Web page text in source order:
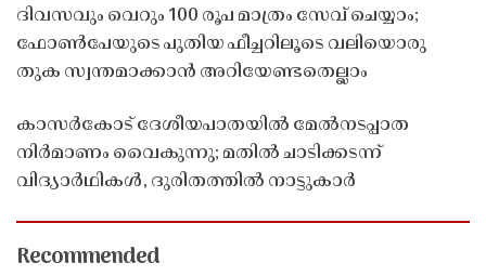
ദിവസവും വെറും 100 രൂപ മാത്രം സേവ് ചെയ്യാം;
ഫോൺപേയുടെ പുതിയ ഫീച്ചറിലൂടെ വലിയൊരു
തുക സ്വന്തമാക്കാൻ അറിയേണ്ടതെല്ലാം
കാസർകോട് ദേശീയപാതയിൽ മേൽനടപ്പാത
നിർമാണം വൈകുന്നു; മതിൽ ചാടിക്കടന്ന്
വിദ്യാർഥികൾ, ദുരിതത്തിൽ നാട്ടുകാർ
Recommended